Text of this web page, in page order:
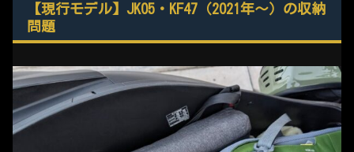
【現行モデル】JK05・KF47（2021年〜）の収納
問題